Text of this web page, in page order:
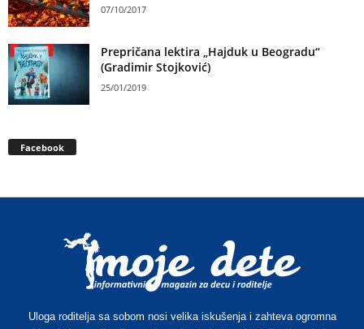
07/10/2017
Prepričana lektira „Hajduk u Beogradu“
(Gradimir Stojković)
25/01/2019
Facebook
Uloga roditelja sa sobom nosi velika iskušenja i zahteva ogromna